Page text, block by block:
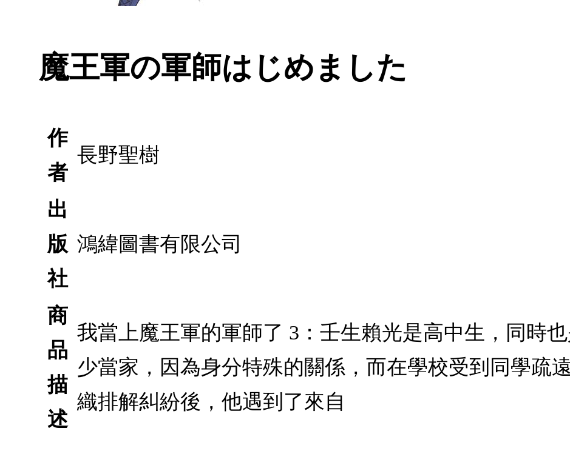
魔王軍の軍師はじめました
作
者
長野聖樹
出
版
社
鴻緯圖書有限公司
商
品
描
述
我當上魔王軍的軍師了 3：壬生賴光是高中生，同時
少當家，因為身分特殊的關係，而在學校受到同學疏
織排解糾紛後，他遇到了來自